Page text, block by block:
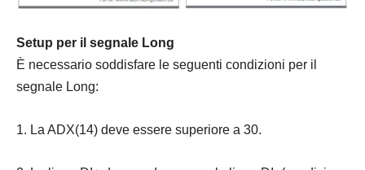
Setup per il segnale Long
È necessario soddisfare le seguenti condizioni per il
segnale Long:
1. La ADX(14) deve essere superiore a 30.